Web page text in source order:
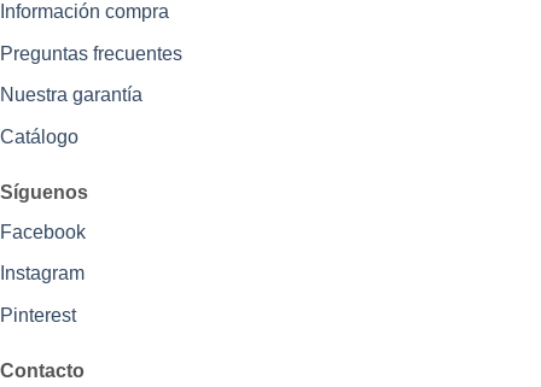
Información compra
Preguntas frecuentes
Nuestra garantía
Catálogo
Síguenos
Facebook
Instagram
Pinterest
Contacto